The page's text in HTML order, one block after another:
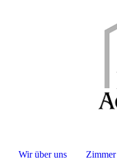
Wir über uns Zimmer